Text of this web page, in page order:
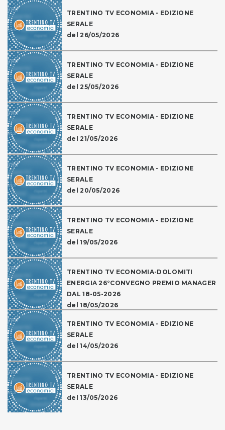
TRENTINO TV ECONOMIA - EDIZIONE
SERALE
del 26/05/2026
TRENTINO TV ECONOMIA - EDIZIONE
SERALE
del 25/05/2026
TRENTINO TV ECONOMIA - EDIZIONE
SERALE
del 21/05/2026
TRENTINO TV ECONOMIA - EDIZIONE
SERALE
del 20/05/2026
TRENTINO TV ECONOMIA - EDIZIONE
SERALE
del 19/05/2026
TRENTINO TV ECONOMIA-DOLOMITI
ENERGIA 26°CONVEGNO PREMIO MANAGER
DAL 18-05-2026
del 18/05/2026
TRENTINO TV ECONOMIA - EDIZIONE
SERALE
del 14/05/2026
TRENTINO TV ECONOMIA - EDIZIONE
SERALE
del 13/05/2026